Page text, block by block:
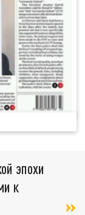
эпохи
к